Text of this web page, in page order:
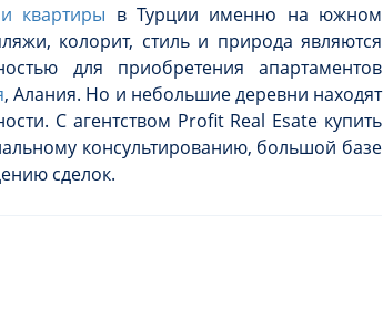
квартиры в Турции именно на южном
колорит, стиль и природа являются
для приобретения апартаментов
, Алания. Но и небольшие деревни находят
С агентством Profit Real Esate купить
консультированию, большой базе
сделок.